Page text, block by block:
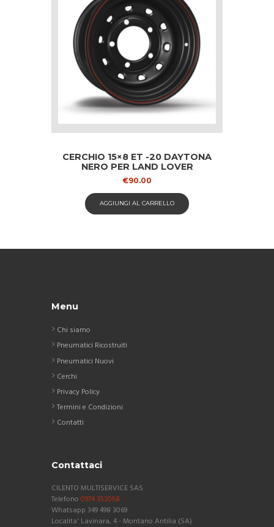
CERCHIO 15×8 ET -20 DAYTONA
NERO PER LAND LOVER
€90.00
AGGIUNGI AL CARRELLO
Menu
Chi siamo
Pneumatici Ricostruiti
Pneumatici Nuovi
Cerchi
Privacy Policy
Termini e Condizioni
Contatti
Contattaci
CILENTO MULTISERVICE SAS
Telefono 0974 352058
Whatsapp 349 498 3069
Localita' Lavinara, 4 - Montano Antilia (SA)